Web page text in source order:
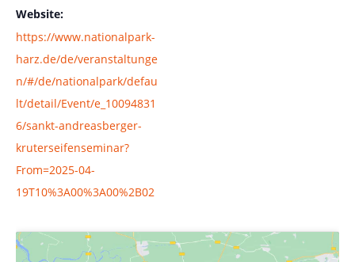
Website:
https://www.nationalpark-
harz.de/de/veranstaltunge
n/#/de/nationalpark/defau
lt/detail/Event/e_10094831
6/sankt-andreasberger-
kruterseifenseminar?
From=2025-04-
19T10%3A00%3A00%2B02